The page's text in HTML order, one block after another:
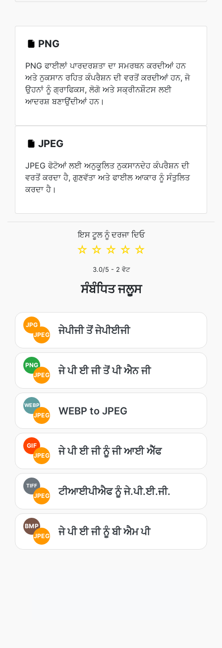
PNG
PNG ਫਾਈਲਾਂ ਪਾਰਦਰਸ਼ਤਾ ਦਾ ਸਮਰਥਨ ਕਰਦੀਆਂ ਹਨ
ਅਤੇ ਨੁਕਸਾਨ ਰਹਿਤ ਕੰਪਰੈਸ਼ਨ ਦੀ ਵਰਤੋਂ ਕਰਦੀਆਂ ਹਨ, ਜੋ
ਉਹਨਾਂ ਨੂੰ ਗ੍ਰਾਫਿਕਸ, ਲੋਗੋ ਅਤੇ ਸਕ੍ਰੀਨਸ਼ੌਟਸ ਲਈ
ਆਦਰਸ਼ ਬਣਾਉਂਦੀਆਂ ਹਨ।
JPEG
JPEG ਫੋਟੋਆਂ ਲਈ ਅਨੁਕੂਲਿਤ ਨੁਕਸਾਨਦੇਹ ਕੰਪਰੈਸ਼ਨ ਦੀ
ਵਰਤੋਂ ਕਰਦਾ ਹੈ, ਗੁਣਵੱਤਾ ਅਤੇ ਫਾਈਲ ਆਕਾਰ ਨੂੰ ਸੰਤੁਲਿਤ
ਕਰਦਾ ਹੈ।
ਇਸ ਟੂਲ ਨੂੰ ਦਰਜਾ ਦਿਓ
☆
☆
☆
☆
☆
3.0/5 - 2 ਵੋਟ
ਸੰਬੰਧਿਤ ਜਲੂਸ
JPG
JPEG
ਜੇਪੀਜੀ ਤੋਂ ਜੇਪੀਈਜੀ
PNG
JPEG
ਜੇ ਪੀ ਈ ਜੀ ਤੋਂ ਪੀ ਐਨ ਜੀ
WEBP
JPEG WEBP to JPEG
GIF
JPEG
ਜੇ ਪੀ ਈ ਜੀ ਨੂੰ ਜੀ ਆਈ ਐੱਫ
TIFF
JPEG ਟੀਆਈਪੀਐਫ ਨੂੰ ਜੇ.ਪੀ.ਈ.ਜੀ.
BMP
JPEG
ਜੇ ਪੀ ਈ ਜੀ ਨੂੰ ਬੀ ਐਮ ਪੀ